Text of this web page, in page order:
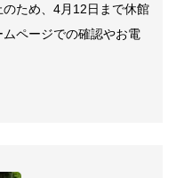
ため、4月12日まで休館
ページでの確認やお電